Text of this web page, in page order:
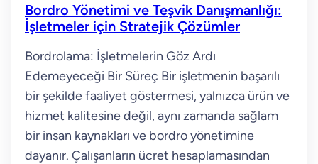
Bordro Yönetimi ve Teşvik Danışmanlığı:
İşletmeler için Stratejik Çözümler
Bordrolama: İşletmelerin Göz Ardı
Edemeyeceği Bir Süreç Bir işletmenin başarılı
bir şekilde faaliyet göstermesi, yalnızca ürün ve
hizmet kalitesine değil, aynı zamanda sağlam
bir insan kaynakları ve bordro yönetimine
dayanır. Çalışanların ücret hesaplamasından